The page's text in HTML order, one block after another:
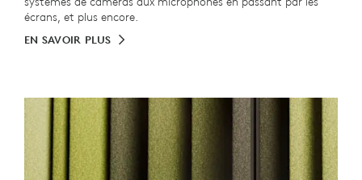
écrans, et plus encore.
EN SAVOIR PLUS